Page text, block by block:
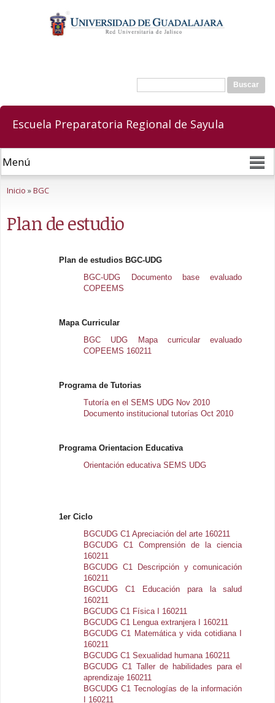
contenido
principal
Formulario de búsqueda
Buscar
Escuela Preparatoria Regional de Sayula
Inicio »BGC
Plan de estudio
Plan de estudios BGC-UDG
BGC-UDG Documento base evaluado
COPEEMS
Mapa Curricular
BGC UDG Mapa curricular evaluado
COPEEMS 160211
Programa de Tutorias
Tutoría en el SEMS UDG Nov 2010
Documento institucional tutorías Oct 2010
Programa Orientacion Educativa
Orientación educativa SEMS UDG
1er Ciclo
BGCUDG C1 Apreciación del arte 160211
BGCUDG C1 Comprensión de la ciencia
160211
BGCUDG C1 Descripción y comunicación
160211
BGCUDG C1 Educación para la salud
160211
BGCUDG C1 Física I 160211
BGCUDG C1 Lengua extranjera I 160211
BGCUDG C1 Matemática y vida cotidiana I
160211
BGCUDG C1 Sexualidad humana 160211
BGCUDG C1 Taller de habilidades para el
aprendizaje 160211
BGCUDG C1 Tecnologías de la información
I 160211